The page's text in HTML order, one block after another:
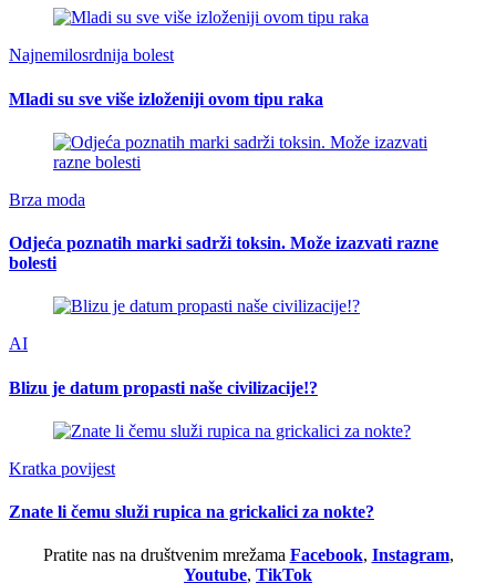
Najnemilosrdnija bolest
Mladi su sve više izloženiji ovom tipu raka
Brza moda
Odjeća poznatih marki sadrži toksin. Može izazvati razne
bolesti
AI
Blizu je datum propasti naše civilizacije!?
Kratka povijest
Znate li čemu služi rupica na grickalici za nokte?
Pratite nas na društvenim mrežama Facebook, Instagram,
Youtube, TikTok